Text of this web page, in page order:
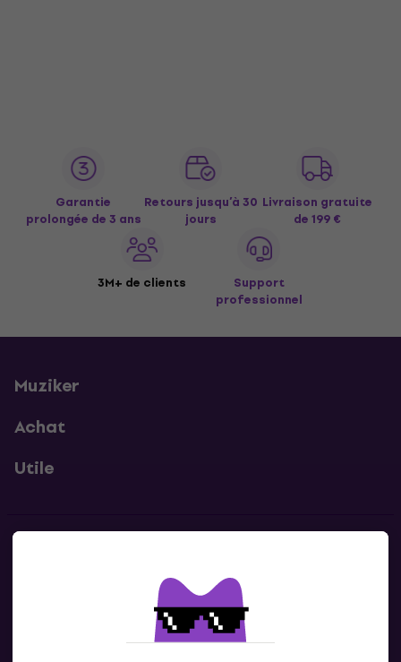
Garantie
prolongée de 3 ans
Retours jusqu’à 30
jours
Livraison gratuite
de 199 €
3M+ de clients
Support
professionnel
Muziker
Achat
Utile
Contacte nous